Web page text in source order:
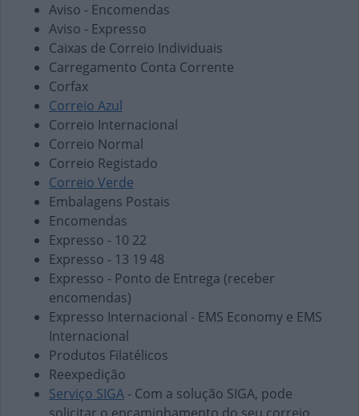
Aviso - Encomendas
Aviso - Expresso
Caixas de Correio Individuais
Carregamento Conta Corrente
Corfax
Correio Azul
Correio Internacional
Correio Normal
Correio Registado
Correio Verde
Embalagens Postais
Encomendas
Expresso - 10 22
Expresso - 13 19 48
Expresso - Ponto de Entrega (receber
encomendas)
Expresso Internacional - EMS Economy e EMS
Internacional
Produtos Filatélicos
Reexpedição
Serviço SIGA - Com a solução SIGA, pode